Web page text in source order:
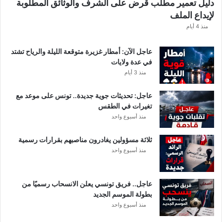
ش
ف
ت
ف
ا
ص
ي
ل
دليل تعمير مطلب قرض على الشرف والوثائق المطلوبة
لإيداع الملف
منذ 4 أيام
عاجل الآن: أمطار غزيرة متوقعة الليلة والرياح تشتد
في عدة ولايات
منذ 3 أيام
عاجل: تحديثات جوية جديدة.. تونس على موعد مع
تغيرات في الطقس
منذ أسبوع واحد
ثلاثة مسؤولين يغادرون مناصبهم بقرارات رسمية
منذ أسبوع واحد
عاجل.. فريق تونسي يعلن الانسحاب رسميًا من
بطولة الموسم الجديد
منذ أسبوع واحد